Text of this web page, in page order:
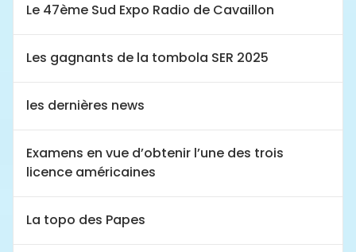
Le 47ème Sud Expo Radio de Cavaillon
Les gagnants de la tombola SER 2025
les dernières news
Examens en vue d’obtenir l’une des trois
licence américaines
La topo des Papes